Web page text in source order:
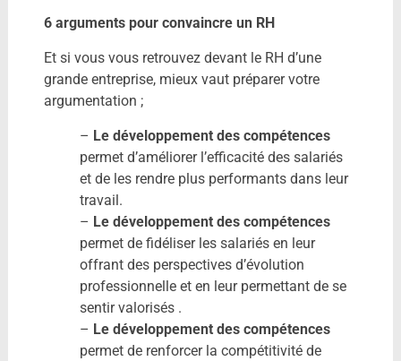
6 arguments pour convaincre un RH
Et si vous vous retrouvez devant le RH d’une
grande entreprise, mieux vaut préparer votre
argumentation ;
– Le développement des compétences
permet d’améliorer l’efficacité des salariés
et de les rendre plus performants dans leur
travail.
– Le développement des compétences
permet de fidéliser les salariés en leur
offrant des perspectives d’évolution
professionnelle et en leur permettant de se
sentir valorisés .
– Le développement des compétences
permet de renforcer la compétitivité de